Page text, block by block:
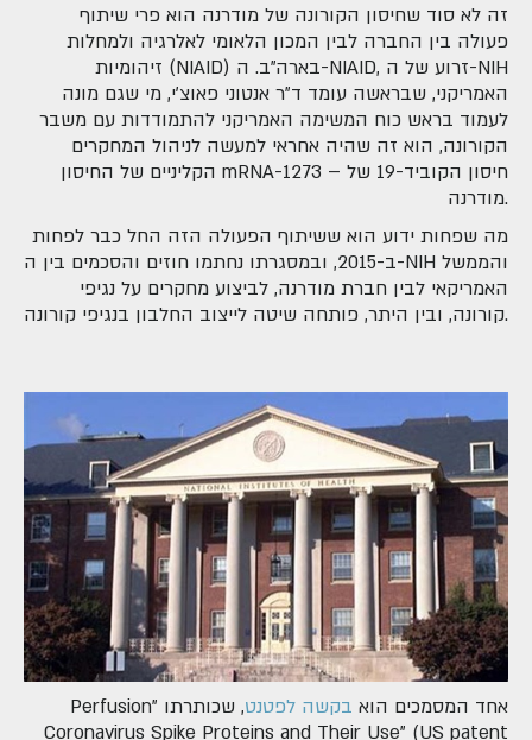
זה לא סוד שחיסון הקורונה של מודרנה הוא פרי שיתוף
פעולה בין החברה לבין המכון הלאומי לאלרגיה ולמחלות
זיהומיות (NIAID) בארה"ב. ה-NIAID, זרוע של ה-NIH
האמריקני, שבראשה עומד ד"ר אנטוני פאוצ'י, מי שגם מונה
לעמוד בראש כוח המשימה האמריקני להתמודדות עם משבר
הקורונה, הוא זה שהיה אחראי למעשה לניהול המחקרים
הקליניים של החיסון mRNA-1273 – חיסון הקוביד-19 של
מודרנה.
מה שפחות ידוע הוא ששיתוף הפעולה הזה החל כבר לפחות
ב-2015, ובמסגרתו נחתמו חוזים והסכמים בין ה-NIH והממשל
האמריקאי לבין חברת מודרנה, לביצוע מחקרים על נגיפי
קורונה, ובין היתר, פותחה שיטה לייצוב החלבון בנגיפי קורונה.
אחד המסמכים הוא בקשה לפטנט
, שכותרתו "Perfusion
Coronavirus Spike Proteins and Their Use" (US patent